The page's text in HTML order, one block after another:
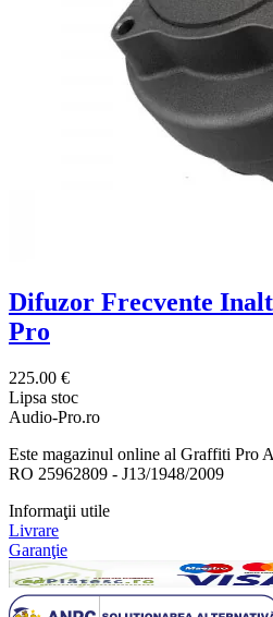
Difuzor Frecvente
Pro
225.00 €
Lipsa stoc
Audio-Pro.ro
Este magazinul online al Graffiti Pro
RO 25962809 - J13/1948/2009
Informaţii utile
Livrare
Garanţie